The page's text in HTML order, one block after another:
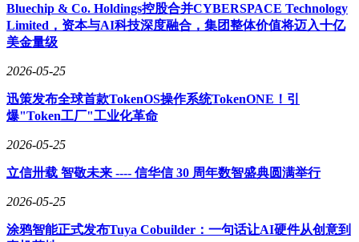
Bluechip & Co. Holdings控股合并CYBERSPACE Technology
Limited，资本与AI科技深度融合，集团整体价值将迈入十亿
美金量级
2026-05-25
迅策发布全球首款TokenOS操作系统TokenONE！引
爆"Token工厂"工业化革命
2026-05-25
立信卅载 智敬未来 ---- 信华信 30 周年数智盛典圆满举行
2026-05-25
涂鸦智能正式发布Tuya Cobuilder：一句话让AI硬件从创意到